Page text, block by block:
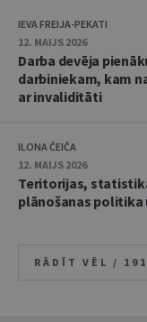
IEVA FREIJA-PEKATI
12. MAIJS 2026
Darba devēja
darbiniekam, kam
ar invaliditāti
ILONA ČEIČA
12. MAIJS 2026
Teritorijas,
plānošanas politika
RĀDĪT VĒL /